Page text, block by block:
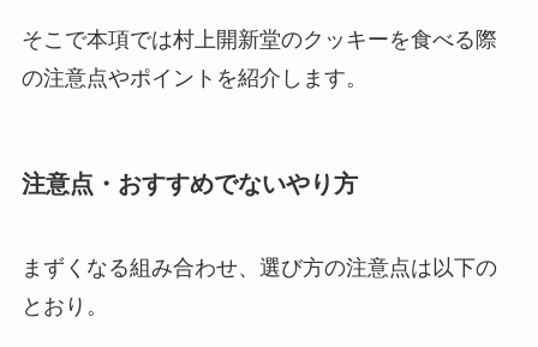
そこで本項では村上開新堂のクッキーを食べる際
の注意点やポイントを紹介します。
注意点・おすすめでないやり方
まずくなる組み合わせ、選び方の注意点は以下の
とおり。